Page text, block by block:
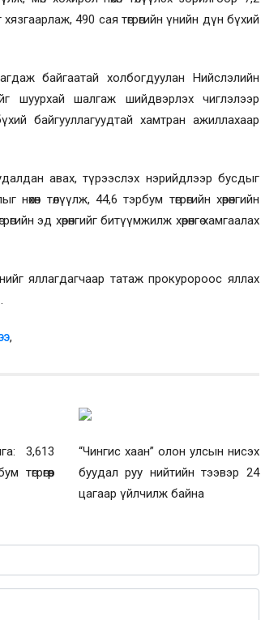
хязгаарлаж, 490 сая төгрөгийн үнийн дүн бүхий
байгаатай холбогдуулан Нийслэлийн
шуурхай шалгаж шийдвэрлэх чиглэлээр
байгууллагуудтай хамтран ажиллахаар
авах, түрээслэх нэрийдлээр бусдыг
төлүүлж, 44,6 тэрбум төгрөгийн хөрөнгийн
эд хөрөнгийг битүүмжилж хөрөнгө хамгаалах
яллагдагчаар татаж прокуророос яллах
,
3,613
“Чингис хаан” олон улсын нисэх
буудал руу нийтийн тээвэр 24
цагаар үйлчилж байна